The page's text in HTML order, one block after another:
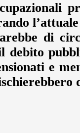
di
debito
e